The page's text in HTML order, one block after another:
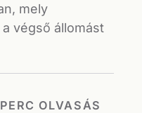
mely
végső állomást
OLVASÁS